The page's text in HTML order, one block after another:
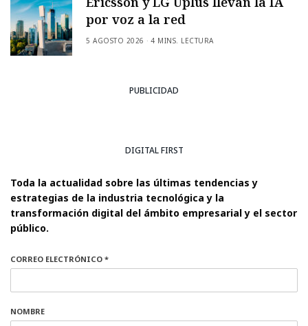
por voz a la red
5 AGOSTO 2026 4 MINS. LECTURA
PUBLICIDAD
DIGITAL FIRST
Toda la actualidad sobre las últimas tendencias y
estrategias de la industria tecnológica y la
transformación digital del ámbito empresarial y el sector
público.
CORREO ELECTRÓNICO *
NOMBRE